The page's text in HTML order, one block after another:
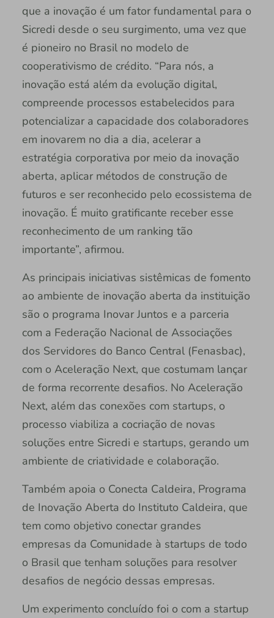
que a inovação é um fator fundamental para o
Sicredi desde o seu surgimento, uma vez que
é pioneiro no Brasil no modelo de
cooperativismo de crédito. “Para nós, a
inovação está além da evolução digital,
compreende processos estabelecidos para
potencializar a capacidade dos colaboradores
em inovarem no dia a dia, acelerar a
estratégia corporativa por meio da inovação
aberta, aplicar métodos de construção de
futuros e ser reconhecido pelo ecossistema de
inovação. É muito gratificante receber esse
reconhecimento de um ranking tão
importante”, afirmou.
As principais iniciativas sistêmicas de fomento
ao ambiente de inovação aberta da instituição
são o programa Inovar Juntos e a parceria
com a Federação Nacional de Associações
dos Servidores do Banco Central (Fenasbac),
com o Aceleração Next, que costumam lançar
de forma recorrente desafios. No Aceleração
Next, além das conexões com startups, o
processo viabiliza a cocriação de novas
soluções entre Sicredi e startups, gerando um
ambiente de criatividade e colaboração.
Também apoia o Conecta Caldeira, Programa
de Inovação Aberta do Instituto Caldeira, que
tem como objetivo conectar grandes
empresas da Comunidade à startups de todo
o Brasil que tenham soluções para resolver
desafios de negócio dessas empresas.
Um experimento concluído foi o com a startup